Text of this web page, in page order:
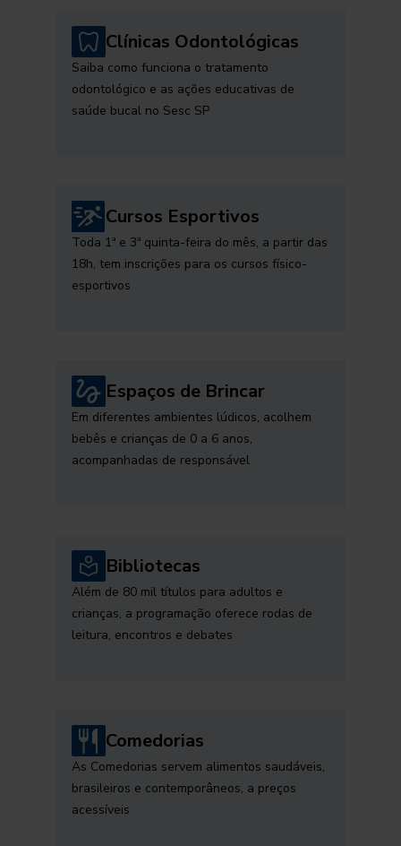
Clínicas Odontológicas
Saiba como funciona o tratamento
odontológico e as ações educativas de
saúde bucal no Sesc SP
Cursos Esportivos
Toda 1ª e 3ª quinta-feira do mês, a partir das
18h, tem inscrições para os cursos físico-
esportivos
Espaços de Brincar
Em diferentes ambientes lúdicos, acolhem
bebês e crianças de 0 a 6 anos,
acompanhadas de responsável
Bibliotecas
Além de 80 mil títulos para adultos e
crianças, a programação oferece rodas de
leitura, encontros e debates
Comedorias
As Comedorias servem alimentos saudáveis,
brasileiros e contemporâneos, a preços
acessíveis